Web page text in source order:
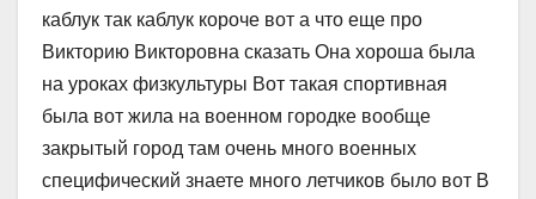
каблук так каблук короче вот а что еще про
Викторию Викторовна сказать Она хороша была
на уроках физкультуры Вот такая спортивная
была вот жила на военном городке вообще
закрытый город там очень много военных
специфический знаете много летчиков было вот В